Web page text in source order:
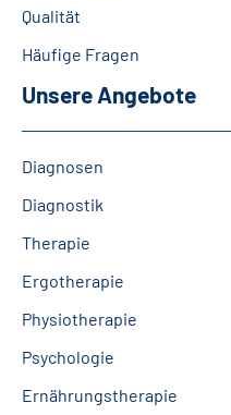
Leichte Sprache
Gebärdensprache
Qualität
Häufige Fragen
Unsere Angebote
Diagnosen
Diagnostik
Therapie
Ergotherapie
Physiotherapie
Psychologie
Ernährungstherapie